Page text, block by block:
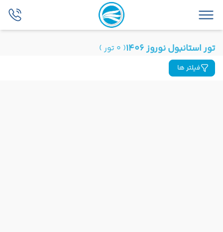
تور استانبول نوروز 1406 ( 0 تور )
فیلتر ها